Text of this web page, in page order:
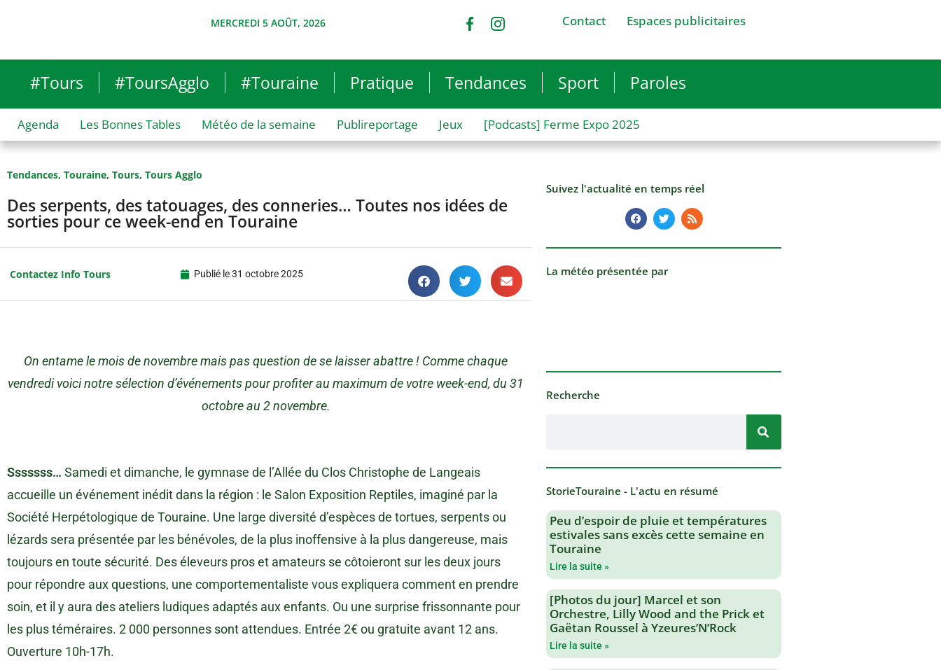
MERCREDI 5 AOÛT, 2026 Contact Espaces publicitaires
#Tours #ToursAgglo #Touraine Pratique Tendances Sport Paroles
Agenda Les Bonnes Tables Météo de la semaine Publireportage Jeux [Podcasts] Ferme Expo 2025
Tendances, Touraine, Tours, Tours Agglo
Des serpents, des tatouages, des conneries… Toutes nos idées de
sorties pour ce week-end en Touraine
Contactez Info Tours Publié le31 octobre 2025
On entame le mois de novembre mais pas question de se laisser abattre ! Comme chaque
vendredi voici notre sélection d’événements pour profiter au maximum de votre week-end, du 31
octobre au 2 novembre.
Sssssss… Samedi et dimanche, le gymnase de l’Allée du Clos Christophe de Langeais
accueille un événement inédit dans la région : le Salon Exposition Reptiles, imaginé par la
Société Herpétologique de Touraine. Une large diversité d’espèces de tortues, serpents ou
lézards sera présentée par les bénévoles, de la plus inoffensive à la plus dangereuse, mais
toujours en toute sécurité. Des éleveurs pros et amateurs se côtoieront sur les deux jours
pour répondre aux questions, une comportementaliste vous expliquera comment en prendre
soin, et il y aura des ateliers ludiques adaptés aux enfants. Ou une surprise frissonnante pour
les plus téméraires. 2 000 personnes sont attendues. Entrée 2€ ou gratuite avant 12 ans.
Ouverture 10h-17h.
Suivez l'actualité en temps réel
La météo présentée par
Recherche
StorieTouraine - L'actu en résumé
Peu d’espoir de pluie et températures
estivales sans excès cette semaine en
Touraine
Lire la suite »
[Photos du jour] Marcel et son
Orchestre, Lilly Wood and the Prick et
Gaëtan Roussel à Yzeures’N’Rock
Lire la suite »